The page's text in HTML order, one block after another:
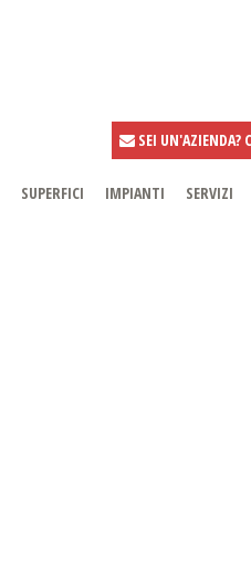
SEI UN'AZIENDA?
SUPERFICI IMPIANTI SERVIZI